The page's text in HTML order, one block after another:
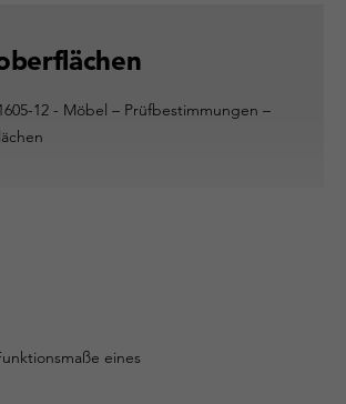
12 - Möbel – Prüfbestimmungen –
eines